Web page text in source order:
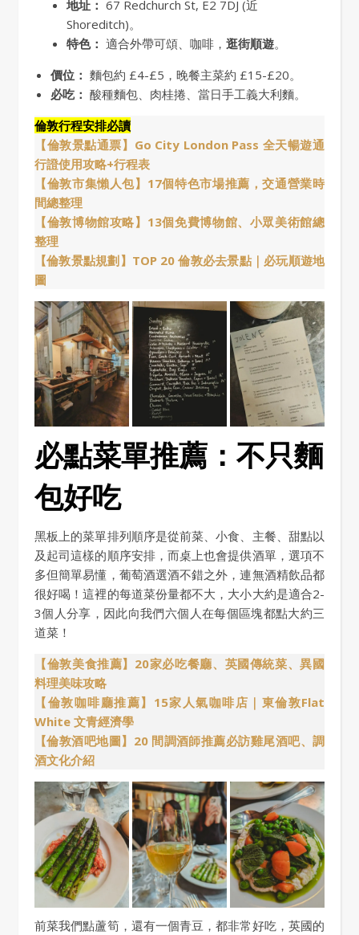
地址： 67 Redchurch St, E2 7DJ (近
Shoreditch)。
特色： 適合外帶可頌、咖啡， 逛街順遊。
價位： 麵包約 £4-£5，晚餐主菜約 £15-£20。
必吃： 酸種麵包、肉桂捲、當日手工義大利麵。
倫敦行程安排必讀
【倫敦景點通票】Go City London Pass 全天暢遊通
行證使用攻略+行程表
【倫敦市集懶人包】17個特色市場推薦，交通營業時
間總整理
【倫敦博物館攻略】13個免費博物館、小眾美術館總
整理
【倫敦景點規劃】TOP 20 倫敦必去景點｜必玩順遊地
圖
必點菜單推薦：不只麵
包好吃
黑板上的菜單排列順序是從前菜、小食、主餐、甜點以
及起司這樣的順序安排，而桌上也會提供酒單，選項不
多但簡單易懂，葡萄酒選酒不錯之外，連無酒精飲品都
很好喝！這裡的每道菜份量都不大，大小大約是適合2-
3個人分享，因此向我們六個人在每個區塊都點大約三
道菜！
【倫敦美食推薦】20家必吃餐廳、英國傳統菜、異國
料理美味攻略
【倫敦咖啡廳推薦】15家人氣咖啡店｜東倫敦Flat
White 文青經濟學
【倫敦酒吧地圖】20 間調酒師推薦必訪雞尾酒吧、調
酒文化介紹
前菜我們點蘆筍，還有一個青豆，都非常好吃，英國的